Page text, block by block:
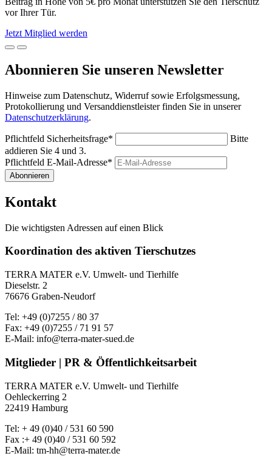
vor Ihrer Tür.
Jetzt Mitglied werden
Abonnieren Sie unseren Newsletter
Hinweise zum Datenschutz, Widerruf sowie Erfolgsmessung,
Protokollierung und Versanddienstleister finden Sie in unserer
Datenschutzerklärung.
Pflichtfeld Sicherheitsfrage*
Bitte
addieren Sie 4 und 3.
Pflichtfeld E-Mail-Adresse*
Abonnieren
Kontakt
Die wichtigsten Adressen auf einen Blick
Koordination des aktiven Tierschutzes
TERRA MATER e.V. Umwelt- und Tierhilfe
Dieselstr. 2
76676 Graben-Neudorf
Tel: +49 (0)7255 / 80 37
Fax: +49 (0)7255 / 71 91 57
E-Mail: info@terra-mater-sued.de
Mitglieder | PR & Öffentlichkeitsarbeit
TERRA MATER e.V. Umwelt- und Tierhilfe
Oehleckerring 2
22419 Hamburg
Tel: + 49 (0)40 / 531 60 590
Fax :+ 49 (0)40 / 531 60 592
E-Mail: tm-hh@terra-mater.de